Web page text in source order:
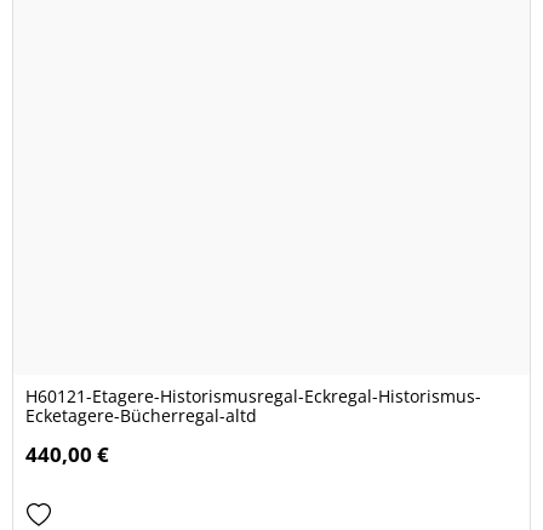
H60121-Etagere-Historismusregal-Eckregal-Historismus-
Ecketagere-Bücherregal-altd
440,00 €